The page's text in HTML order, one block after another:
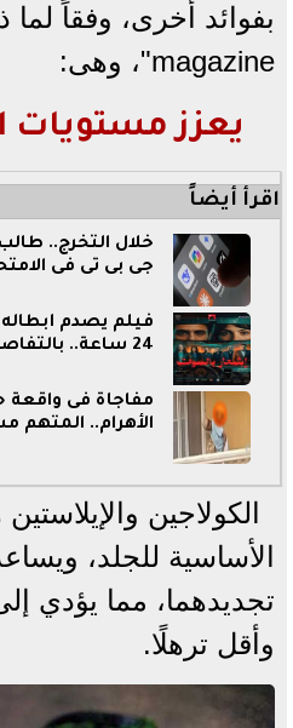
magazine"، وهى:
يعزز مستويات
اقرأ أيضاً
خلال التخرج..
جى بى تى فى
24 ساعة.. بالتفاصيل
مفاجأة فى واقعة
الأهرام.. المتهم
الكولاجين
الأساسية للجلد،
تجديدهما، مما يؤدي
وأقل ترهلًا.